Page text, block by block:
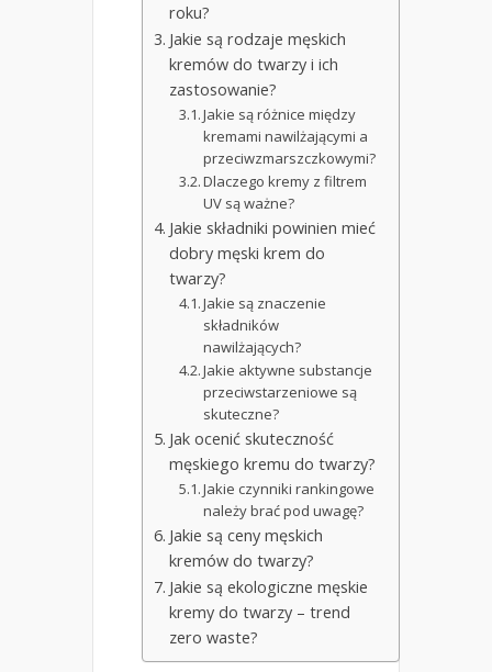
roku?
Jakie są rodzaje męskich
kremów do twarzy i ich
zastosowanie?
Jakie są różnice między
kremami nawilżającymi a
przeciwzmarszczkowymi?
Dlaczego kremy z filtrem
UV są ważne?
Jakie składniki powinien mieć
dobry męski krem do
twarzy?
Jakie są znaczenie
składników
nawilżających?
Jakie aktywne substancje
przeciwstarzeniowe są
skuteczne?
Jak ocenić skuteczność
męskiego kremu do twarzy?
Jakie czynniki rankingowe
należy brać pod uwagę?
Jakie są ceny męskich
kremów do twarzy?
Jakie są ekologiczne męskie
kremy do twarzy – trend
zero waste?